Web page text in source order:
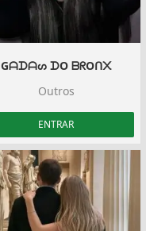
Gᗩᗪᗩᔕ ᗪO ᗷᖇOᑎ᙭
Outros
ENTRAR